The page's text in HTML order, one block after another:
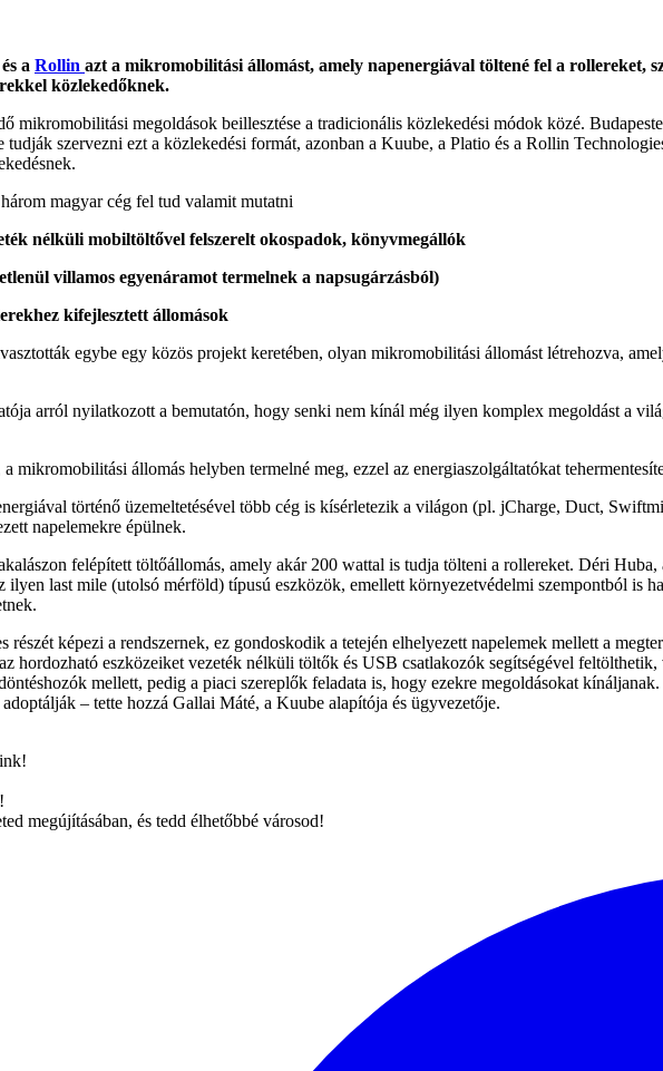
és a Rollin azt a mikromobilitási állomást, amely napenergiával töltené fel a rollereket,
közlekedőknek.
mikromobilitási megoldások beillesztése a tradicionális közlekedési módok közé.
tudják szervezni ezt a közlekedési formát, azonban a Kuube, a Platio és a Rollin
magyar cég fel tud valamit mutatni
nélküli mobiltöltővel felszerelt okospadok, könyvmegállók
villamos egyenáramot termelnek a napsugárzásból)
kifejlesztett állomások
egybe egy közös projekt keretében, olyan mikromobilitási állomást létrehozva,
arról nyilatkozott a bemutatón, hogy senki nem kínál még ilyen komplex megoldást a
mikromobilitási állomás helyben termelné meg, ezzel az energiaszolgáltatókat
történő üzemeltetésével több cég is kísérletezik a világon (pl. jCharge, Duct,
napelemekre épülnek.
felépített töltőállomás, amely akár 200 wattal is tudja tölteni a rollereket. Déri
ilyen last mile (utolsó mérföld) típusú eszközök, emellett környezetvédelmi szempontból is
részét képezi a rendszernek, ez gondoskodik a tetején elhelyezett napelemek mellett a
hordozható eszközeiket vezeték nélküli töltők és USB csatlakozók segítségével
mellett, pedig a piaci szereplők feladata is, hogy ezekre megoldásokat
– tette hozzá Gallai Máté, a Kuube alapítója és ügyvezetője.
megújításában, és tedd élhetőbbé városod!